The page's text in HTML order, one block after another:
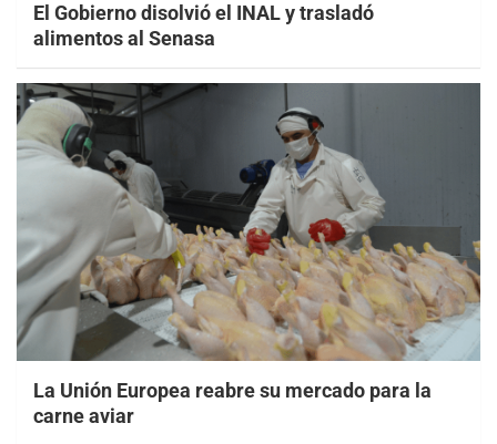
El Gobierno disolvió el INAL y trasladó
alimentos al Senasa
La Unión Europea reabre su mercado para la
carne aviar